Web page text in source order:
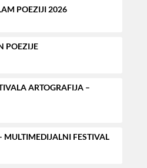
POEZIJI 2026
POEZIJE
ARTOGRAFIJA –
MULTIMEDIJALNI FESTIVAL